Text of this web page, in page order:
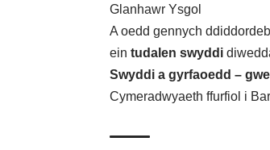
Glanhawr Ysgol
A oedd gennych
ein tudalen swyddi
Swyddi a gyrfaoedd –
Cymeradwyaeth ffurfiol i